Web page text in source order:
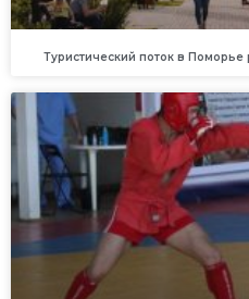
Туристический поток в